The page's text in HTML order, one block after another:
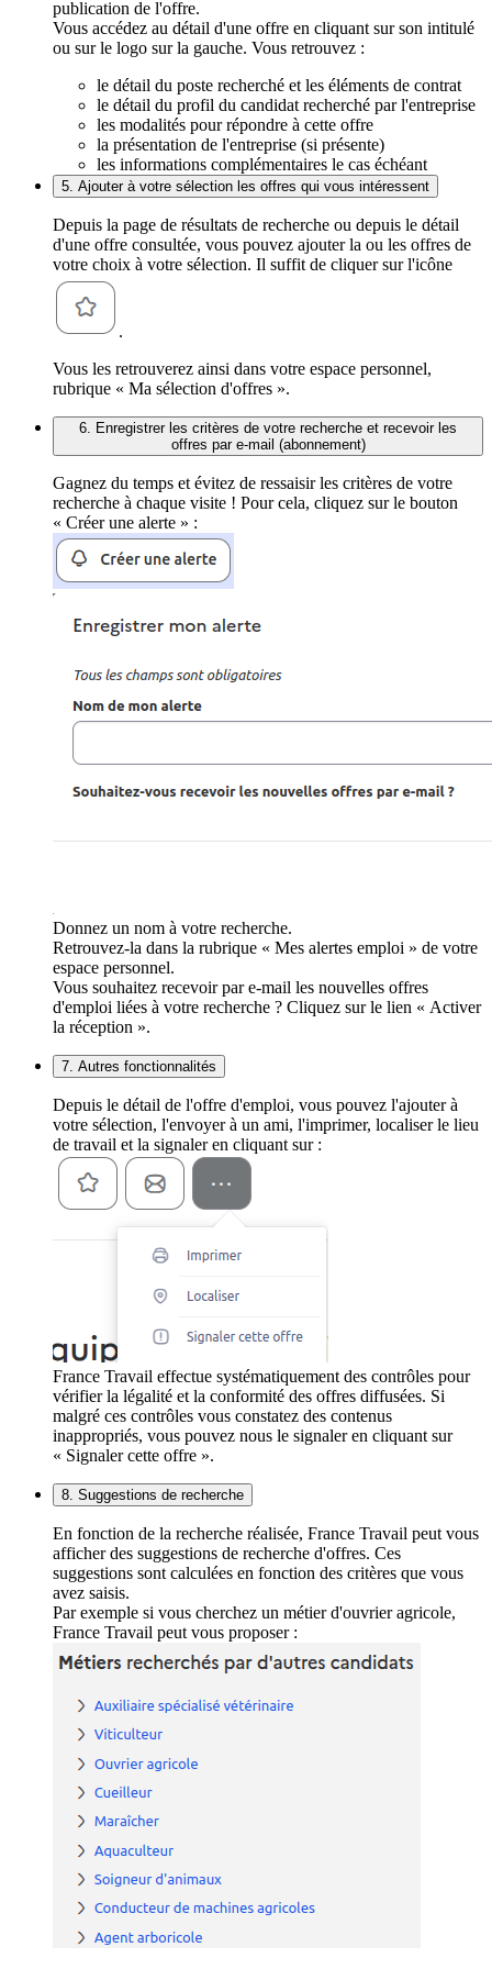
publication de l'offre.
Vous accédez au détail d'une offre en cliquant sur son intitulé
ou sur le logo sur la gauche. Vous retrouvez :
le détail du poste recherché et les éléments de contrat
le détail du profil du candidat recherché par l'entreprise
les modalités pour répondre à cette offre
la présentation de l'entreprise (si présente)
les informations complémentaires le cas échéant
5. Ajouter à votre sélection les offres qui vous intéressent
Depuis la page de résultats de recherche ou depuis le détail
d'une offre consultée, vous pouvez ajouter la ou les offres de
votre choix à votre sélection. Il suffit de cliquer sur l'icône
.
Vous les retrouverez ainsi dans votre espace personnel,
rubrique « Ma sélection d'offres ».
6. Enregistrer les critères de votre recherche et recevoir les
offres par e-mail (abonnement)
Gagnez du temps et évitez de ressaisir les critères de votre
recherche à chaque visite ! Pour cela, cliquez sur le bouton
« Créer une alerte » :
Donnez un nom à votre recherche.
Retrouvez-la dans la rubrique « Mes alertes emploi » de votre
espace personnel.
Vous souhaitez recevoir par e-mail les nouvelles offres
d'emploi liées à votre recherche ? Cliquez sur le lien « Activer
la réception ».
7. Autres fonctionnalités
Depuis le détail de l'offre d'emploi, vous pouvez l'ajouter à
votre sélection, l'envoyer à un ami, l'imprimer, localiser le lieu
de travail et la signaler en cliquant sur :
France Travail effectue systématiquement des contrôles pour
vérifier la légalité et la conformité des offres diffusées. Si
malgré ces contrôles vous constatez des contenus
inappropriés, vous pouvez nous le signaler en cliquant sur
« Signaler cette offre ».
8. Suggestions de recherche
En fonction de la recherche réalisée, France Travail peut vous
afficher des suggestions de recherche d'offres. Ces
suggestions sont calculées en fonction des critères que vous
avez saisis.
Par exemple si vous cherchez un métier d'ouvrier agricole,
France Travail peut vous proposer :